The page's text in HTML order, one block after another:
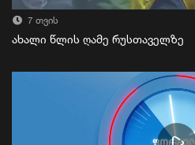
7 თვის
ახალი წლის ღამე რუსთაველზე